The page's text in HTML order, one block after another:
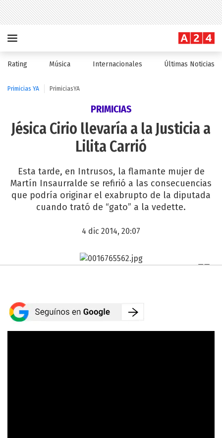
Rating Música Internacionales Últimas Noticias
Primicias YA PrimiciasYA
PRIMICIAS
Jésica Cirio llevaría a la Justicia a
Lilita Carrió
Esta tarde, en Intrusos, la flamante mujer de
Martín Insaurralde se refirió a las consecuencias
que podría originar el exabrupto de la diputada
cuando trató de “gato” a la vedette.
4 dic 2014, 20:07